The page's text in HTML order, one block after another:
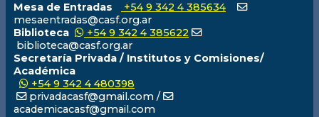
Mesa de Entradas
+54 9 342 4 385634
mesaentradas@casf.org.ar
Biblioteca
+54 9 342 4 385622
biblioteca@casf.org.ar
Secretaría Privada / Institutos y Comisiones/
Académica
+54 9 342 4 480398
privadacasf@gmail.com /
academicacasf@gmail.com